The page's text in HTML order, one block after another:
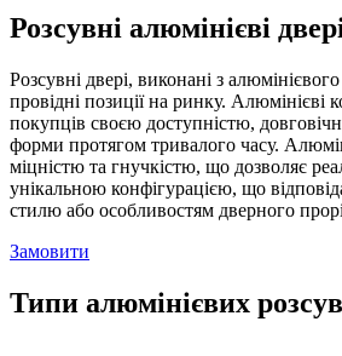
Розсувні алюмінієві
Розсувні двері, виконані з
провідні позиції на ринку. Алюмінієві
покупців своєю доступністю,
форми протягом тривалого часу.
міцністю та гнучкістю, що дозволяє
унікальною конфігурацією, що
стилю або особливостям дверного
Замовити
Типи алюмінієвих